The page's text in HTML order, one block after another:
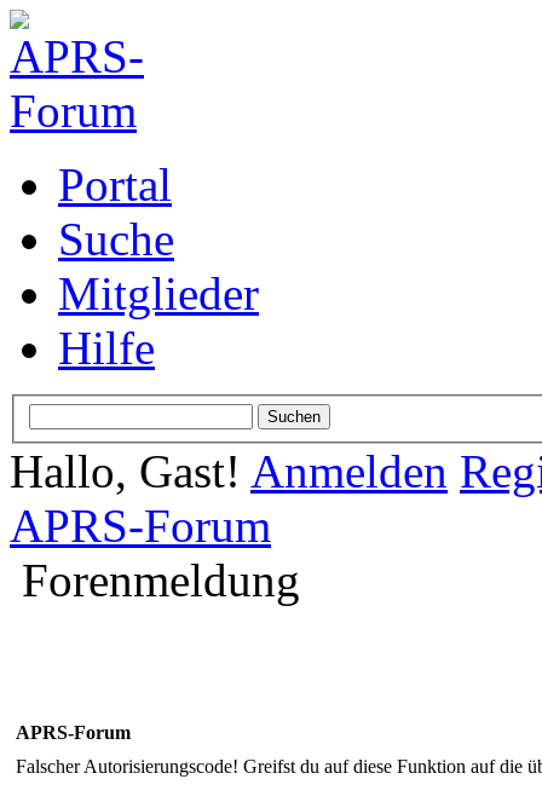
Portal
Suche
Mitglieder
Hilfe
Hallo, Gast! Anmelden
APRS-Forum
Forenmeldung
APRS-Forum
Falscher Autorisierungscode! Greifst du auf diese Funktion auf die